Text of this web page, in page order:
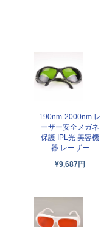
190nm-2000nm レ
ーザー安全メガネ
保護 IPL光 美容機
器 レーザー
¥9,687円